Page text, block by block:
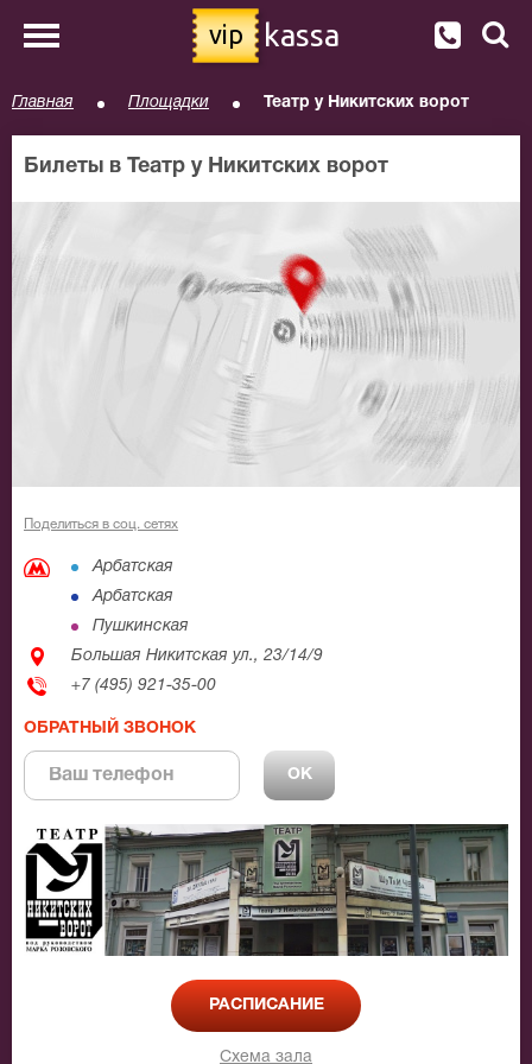
vip kassa
Главная Площадки Театр у Никитских ворот
Билеты в Театр у Никитских ворот
Поделиться в соц. сетях
Арбатская
Арбатская
Пушкинская
Большая Никитская ул., 23/14/9
+7 (495) 921-35-00
ОБРАТНЫЙ ЗВОНОК
РАСПИСАНИЕ
Схема зала